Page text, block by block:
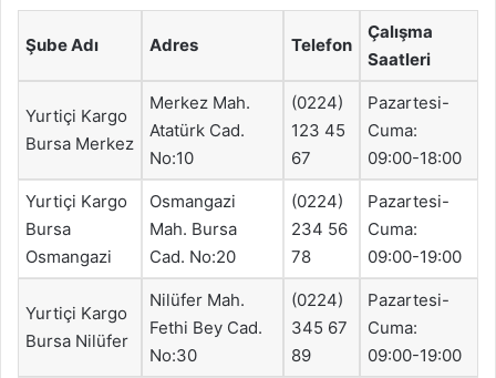
Şube Adı Adres Telefon
Çalışma
Saatleri
Yurtiçi Kargo
Bursa Merkez
Merkez Mah.
Atatürk Cad.
No:10
(0224)
123 45
67
Pazartesi-
Cuma:
09:00-18:00
Yurtiçi Kargo
Bursa
Osmangazi
Osmangazi
Mah. Bursa
Cad. No:20
(0224)
234 56
78
Pazartesi-
Cuma:
09:00-19:00
Yurtiçi Kargo
Bursa Nilüfer
Nilüfer Mah.
Fethi Bey Cad.
No:30
(0224)
345 67
89
Pazartesi-
Cuma:
09:00-19:00